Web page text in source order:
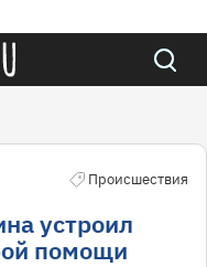
Происшествия
устроил
помощи